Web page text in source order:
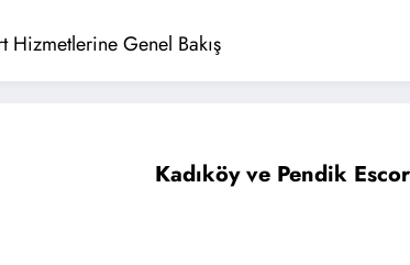
Hizmetlerine Genel Bakış
Kadıköy ve Pendik